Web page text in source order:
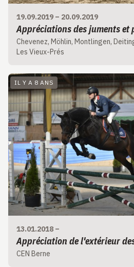
19.09.2019 – 20.09.2019
Appréciations des juments et
Chevenez, Möhlin, Montlingen,
Les Vieux-Prés
IL Y A 8 ANS
13.01.2018 –
Appréciation de l'extérieur
CEN Berne